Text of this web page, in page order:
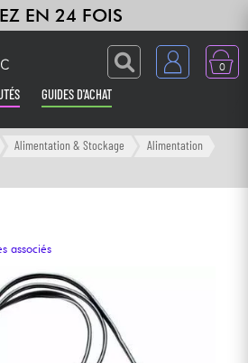
EN 24 FOIS
0
GUIDES D'ACHAT
Alimentation & Stockage
Alimentation
associés